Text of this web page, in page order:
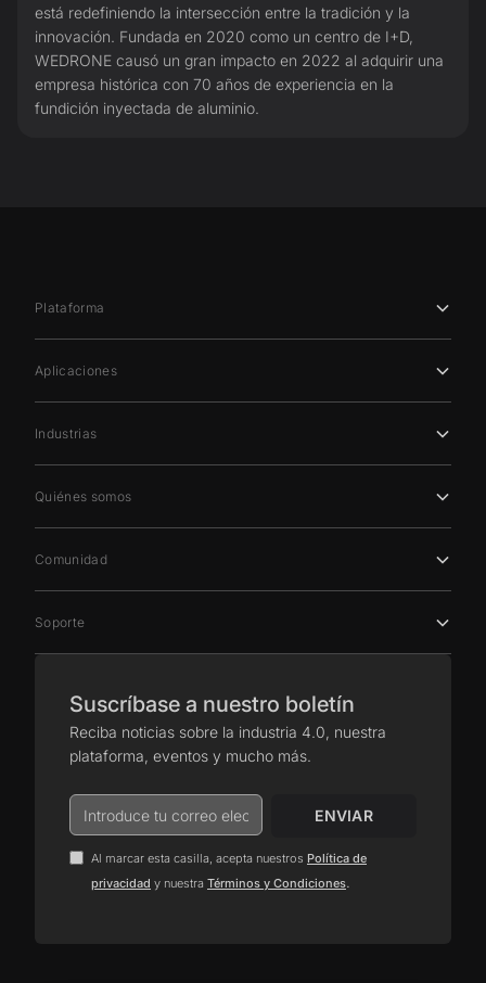
está redefiniendo la intersección entre la tradición y la
innovación. Fundada en 2020 como un centro de I+D,
WEDRONE causó un gran impacto en 2022 al adquirir una
empresa histórica con 70 años de experiencia en la
fundición inyectada de aluminio.
Plataforma
Aplicaciones
Industrias
Quiénes somos
Comunidad
Soporte
Suscríbase a nuestro boletín
Reciba noticias sobre la industria 4.0, nuestra
plataforma, eventos y mucho más.
Al marcar esta casilla, acepta nuestros Política de
privacidad y nuestra Términos y Condiciones.